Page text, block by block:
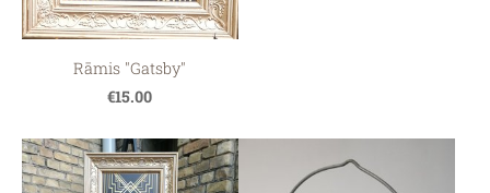
Rāmis "Gatsby"
€15.00